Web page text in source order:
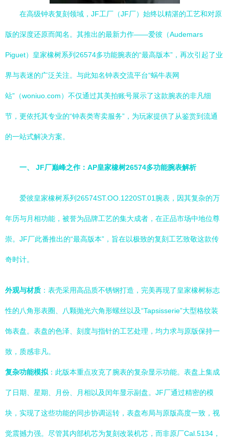
在高级钟表复刻领域，JF工厂（JF厂）始终以精湛的工艺和对原
版的深度还原而闻名。其推出的最新力作——爱彼（Audemars
Piguet）皇家橡树系列26574多功能腕表的“最高版本”，再次引起了业
界与表迷的广泛关注。与此知名钟表交流平台“蜗牛表网
站”（woniuo.com）不仅通过其美拍账号展示了这款腕表的非凡细
节，更依托其专业的“钟表类寄卖服务”，为玩家提供了从鉴赏到流通
的一站式解决方案。
一、 JF厂巅峰之作：AP皇家橡树26574多功能腕表解析
爱彼皇家橡树系列26574ST.OO.1220ST.01腕表，因其复杂的万
年历与月相功能，被誉为品牌工艺的集大成者，在正品市场中地位尊
崇。JF厂此番推出的“最高版本”，旨在以极致的复刻工艺致敬这款传
奇时计。
外观与材质 ：表壳采用高品质不锈钢打造，完美再现了皇家橡树标志
性的八角形表圈、八颗抛光六角形螺丝以及“Tapsisserie”大型格纹装
饰表盘。表盘的色泽、刻度与指针的工艺处理，均力求与原版保持一
致，质感非凡。
复杂功能模拟 ：此版本重点攻克了腕表的复杂显示功能。表盘上集成
了日期、星期、月份、月相以及闰年显示副盘。JF厂通过精密的模
块，实现了这些功能的同步协调运转，表盘布局与原版高度一致，视
觉震撼力强。尽管其内部机芯为复刻改装机芯，而非原厂Cal.5134，